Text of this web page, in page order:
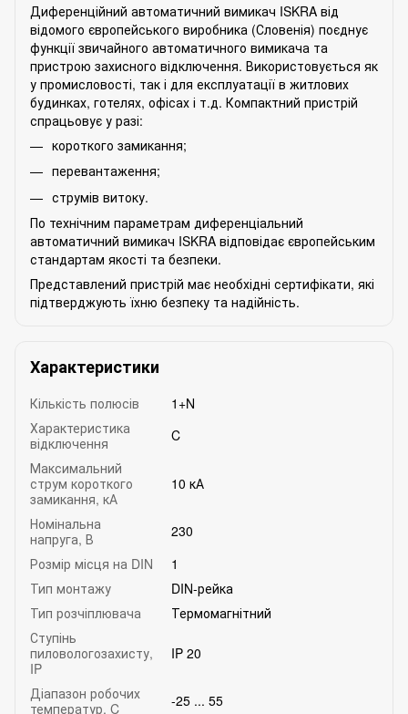
Диференційний автоматичний вимикач ISKRA від
відомого європейського виробника (Словенія) поєднує
функції звичайного автоматичного вимикача та
пристрою захисного відключення. Використовується як
у промисловості, так і для експлуатації в житлових
будинках, готелях, офісах і т.д. Компактний пристрій
спрацьовує у разі:
короткого замикання;
перевантаження;
струмів витоку.
По технічним параметрам диференціальний
автоматичний вимикач ISKRA відповідає європейським
стандартам якості та безпеки.
Представлений пристрій має необхідні сертифікати, які
підтверджують їхню безпеку та надійність.
Характеристики
Кількість полюсів
1+N
Характеристика
відключення
C
Максимальний
струм короткого
замикання, кА
10 кА
Номінальна
напруга, В
230
Розмір місця на DIN
1
Тип монтажу
DIN-рейка
Тип розчіплювача
Термомагнітний
Ступінь
пиловологозахисту,
IP
IP 20
Діапазон робочих
температур, C
-25 ... 55